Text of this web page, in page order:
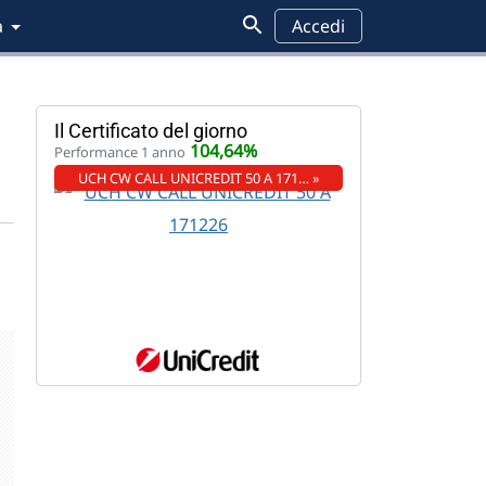
Accedi
Il Certificato del giorno
Performance 1 anno 104,64%
UCH CW CALL UNICREDIT 50 A 171… »